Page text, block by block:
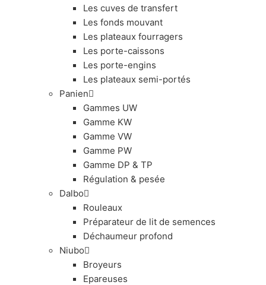
Les cuves de transfert
Les fonds mouvant
Les plateaux fourragers
Les porte-caissons
Les porte-engins
Les plateaux semi-portés
Panien
Gammes UW
Gamme KW
Gamme VW
Gamme PW
Gamme DP & TP
Régulation & pesée
Dalbo
Rouleaux
Préparateur de lit de semences
Déchaumeur profond
Niubo
Broyeurs
Epareuses